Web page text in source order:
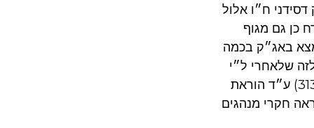
ח״ו אלול
כן גם מגוף
באג״ק בכמה
שלאחרי ל״י
ה״ה מדאורייתא. [ולהנת׳, ה״ז מתאים גם להמסופר (שמועות וסיפורים ח״א ע׳ 313) ע״ד הוראת
חקרי מנהגים